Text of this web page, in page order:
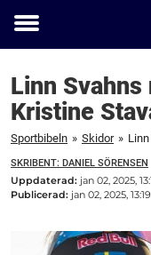
Toggle
Linn
Kristine
Sportbibeln » Skidor »
SKRIBENT: DANIEL SÖRENSEN
Uppdaterad: jan 02, 2025,
Publicerad: jan 02, 2025, 13:19